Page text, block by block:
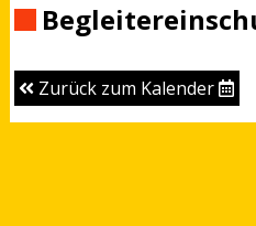
Zurück zum Kalender